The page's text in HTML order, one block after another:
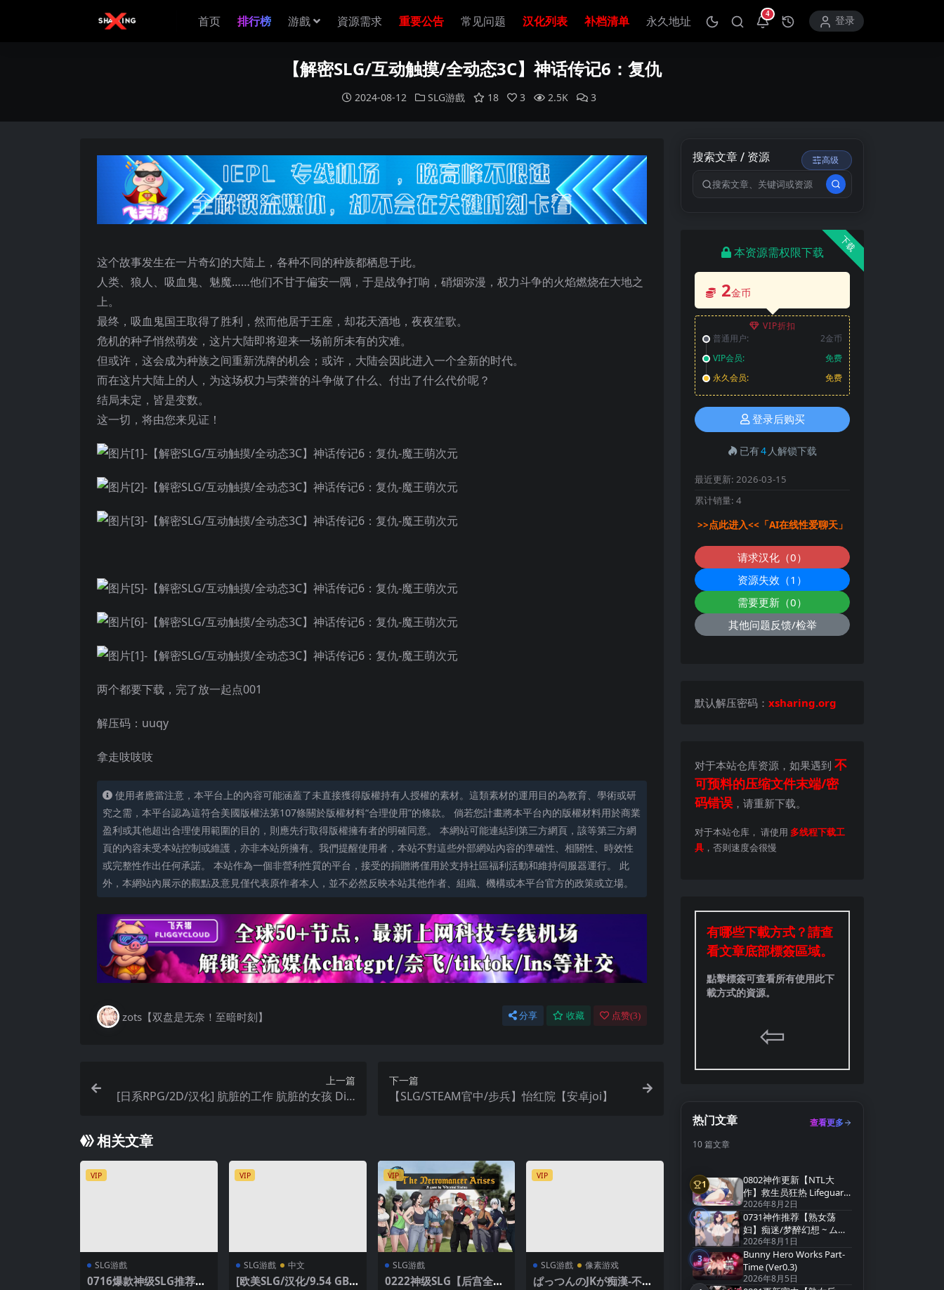
首页 排行榜 游戲 資源需求 重要公告 常见问题 汉化列表 补档清单 永久地址 4
打开通知中心登录
【解密SLG/互动触摸/全动态3C】神话传记6：复仇
2024-08-12 SLG游戲 18 3 2.5K 3
这个故事发生在一片奇幻的大陆上，各种不同的种族都栖息于此。
人类、狼人、吸血鬼、魅魔……他们不甘于偏安一隅，于是战争打响，硝烟弥漫，权力斗争的火焰燃烧在大地之
上。
最终，吸血鬼国王取得了胜利，然而他居于王座，却花天酒地，夜夜笙歌。
危机的种子悄然萌发，这片大陆即将迎来一场前所未有的灾难。
但或许，这会成为种族之间重新洗牌的机会；或许，大陆会因此进入一个全新的时代。
而在这片大陆上的人，为这场权力与荣誉的斗争做了什么、付出了什么代价呢？
结局未定，皆是变数。
这一切，将由您来见证！
两个都要下载，完了放一起点001
解压码：uuqy
拿走吱吱吱
使用者應當注意，本平台上的內容可能涵蓋了未直接獲得版權持有人授權的素材。這類素材的運用目的為教育、學術或研
究之需，本平台認為這符合美國版權法第107條關於版權材料“合理使用”的條款。 倘若您計畫將本平台內的版權材料用於商業
盈利或其他超出合理使用範圍的目的，則應先行取得版權擁有者的明確同意。 本網站可能連結到第三方網頁，該等第三方網
頁的內容未受本站控制或維護，亦非本站所擁有。我們提醒使用者，本站不對這些外部網站內容的準確性、相關性、時效性
或完整性作出任何承諾。 本站作為一個非營利性質的平台，接受的捐贈將僅用於支持社區福利活動和維持伺服器運行。 此
外，本網站內展示的觀點及意見僅代表原作者本人，並不必然反映本站其他作者、組織、機構或本平台官方的政策或立場。
zots【双盘是无奈！至暗时刻】 分享 收藏 点赞(3)
上一篇
[日系RPG/2D/汉化] 肮脏的工作 肮脏的女孩 Dirt
下一篇
【SLG/STEAM官中/步兵】怡红院【安卓joi】
相关文章
VIP
SLG游戲
0716爆款神级SLG推荐
VIP
SLG游戲 中文
[欧美SLG/汉化/9.54 GB]
VIP
SLG游戲
0222神级SLG【后宫全镇
VIP
SLG游戲 像素游戏
ぱっつんのJKが痴漢-不須
搜索文章 / 资源 高级
搜索关键词
下载
本资源需权限下载
2金币
VIP折扣
普通用户:
2金币
VIP会员:
免费
永久会员:
免费
登录后购买
已有4 人解锁下载
最近更新: 2026-03-15
累计销量: 4
>>点此进入<<「AI在线性爱聊天」
请求汉化（0）
资源失效（1）
需要更新（0）
其他问题反馈/检举
默认解压密码： xsharing.org
对于本站仓库资源，如果遇到 不
可预料的压缩文件末端/密
码错误 ，请重新下载。
对于本站仓库， 请使用 多线程下载工
具 ，否则速度会很慢
有哪些下載方式？請查
看文章底部標簽區域。
點擊標簽可查看所有使用此下
載方式的資源。
⇦
热门文章
查看更多
10 篇文章
第1名
1
0802神作更新【NTL大
作】救生员狂热 Lifeguard
Holic Demo v0.9.4-A【官
中无码】
2026年8月2日
第2名
2
0731神作推荐【熟女荡
妇】痴迷/梦醉幻想 ~ ムチ
ューファンタジー
v0.20a【官方中文】
2026年8月1日
第3名
3
Bunny Hero Works Part-
Time (Ver0.3)
2026年8月5日